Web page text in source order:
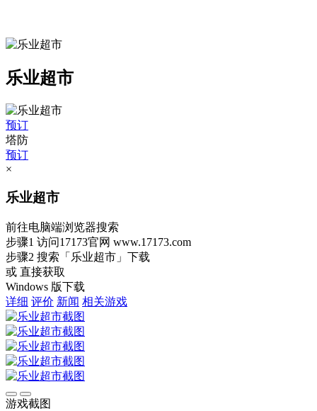
乐业超市
预订
塔防
预订
×
乐业超市
前往电脑端浏览器搜索
步骤1 访问17173官网 www.17173.com
步骤2 搜索 「乐业超市」 下载
或 直接获取
Windows 版下载
详细 评价 新闻 相关游戏
游戏截图